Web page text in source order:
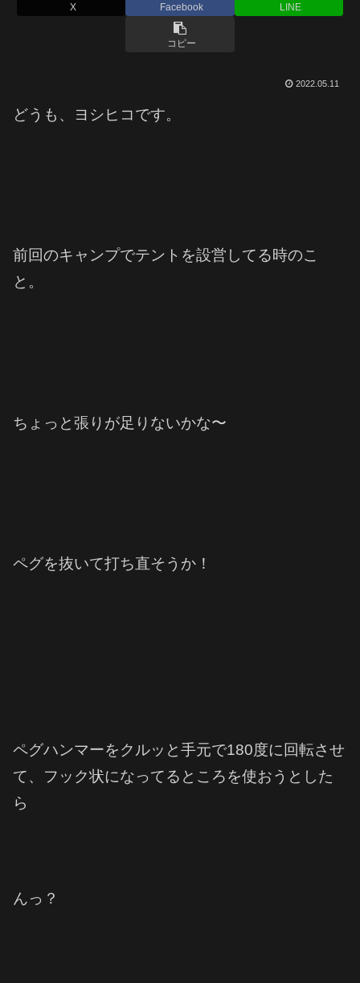
X Facebook LINE
コピー
2022.05.11
どうも、ヨシヒコです。
前回のキャンプでテントを設営してる時のこ
と。
ちょっと張りが足りないかな〜
ペグを抜いて打ち直そうか！
ペグハンマーをクルッと手元で180度に回転させ
て、フック状になってるところを使おうとした
ら
んっ？